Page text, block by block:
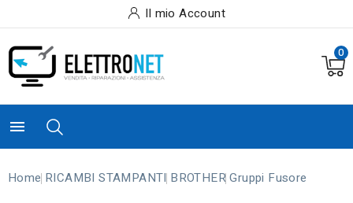
Il mio Account
0

Home RICAMBI STAMPANTI BROTHER Gruppi Fusore